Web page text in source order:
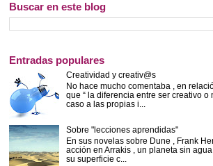
Buscar en este blog
Entradas populares
Creatividad y creativ@s
No hace mucho comentaba , en
que “ la diferencia entre ser creativo o
caso a las propias i...
Sobre "lecciones aprendidas"
En sus novelas sobre Dune , Frank
acción en Arrakis , un planeta sin
su superficie c...